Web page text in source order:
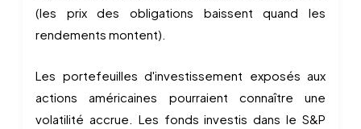
(les prix des obligations baissent quand les
rendements montent).
Les portefeuilles d'investissement exposés aux
actions américaines pourraient connaître une
volatilité accrue. Les fonds investis dans le S&P